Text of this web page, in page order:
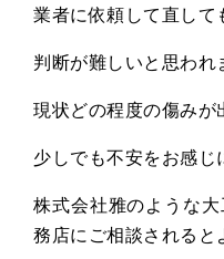
業者に依頼して直して
判断が難しいと思われ
現状どの程度の傷みが
少しでも不安をお感じ
株式会社雅のような
務店にご相談されると